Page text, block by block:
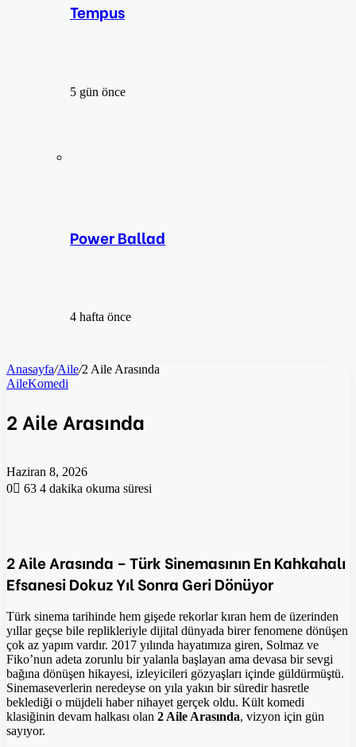
Tempus
5 gün önce
Power Ballad
4 hafta önce
Anasayfa/Aile/2 Aile Arasında
AileKomedi
2 Aile Arasında
Haziran 8, 2026
0
63 4 dakika okuma süresi
2 Aile Arasında – Türk Sinemasının En Kahkahalı
Efsanesi Dokuz Yıl Sonra Geri Dönüyor
Türk sinema tarihinde hem gişede rekorlar kıran hem de üzerinden
yıllar geçse bile replikleriyle dijital dünyada birer fenomene dönüşen
çok az yapım vardır. 2017 yılında hayatımıza giren, Solmaz ve
Fiko’nun adeta zorunlu bir yalanla başlayan ama devasa bir sevgi
bağına dönüşen hikayesi, izleyicileri gözyaşları içinde güldürmüştü.
Sinemaseverlerin neredeyse on yıla yakın bir süredir hasretle
beklediği o müjdeli haber nihayet gerçek oldu. Kült komedi
klasiğinin devam halkası olan 2 Aile Arasında, vizyon için gün
sayıyor.